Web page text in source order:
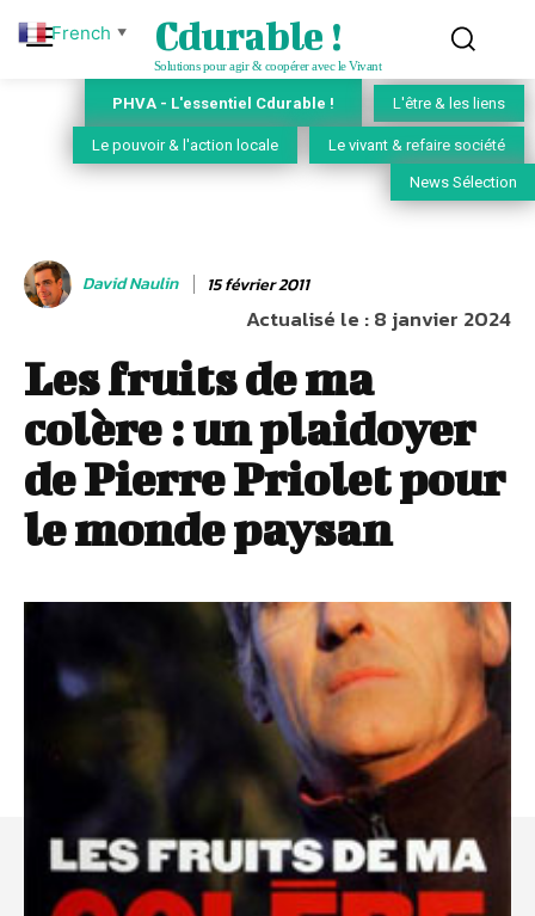
Cdurable !
Solutions pour agir & coopérer avec le Vivant
PHVA - L'essentiel Cdurable ! L'être & les liens
Le pouvoir & l'action locale Le vivant & refaire société
News Sélection
David Naulin 15 février 2011
Actualisé le :8 janvier 2024
Les fruits de ma
colère : un plaidoyer
de Pierre Priolet pour
le monde paysan
French ▼